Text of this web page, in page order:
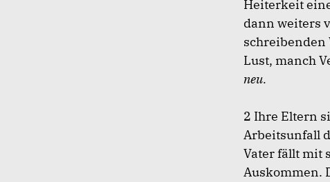
Heiterkeit
dann weiters
schreibenden
Lust, manch
neu.
2 Ihre Eltern
Arbeitsunfall
Vater fällt mit
Auskommen.